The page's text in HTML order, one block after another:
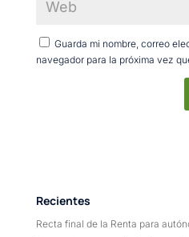
Guarda mi nombre, correo
navegador para la próxima vez
Recientes
Recta final de la Renta para